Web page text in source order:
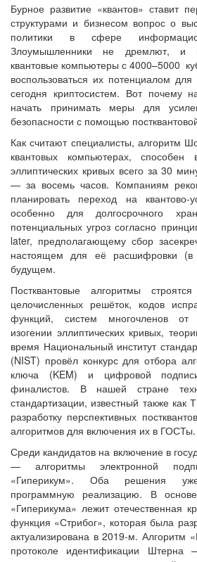
Бурное развитие «квантов» ставит
структурами и бизнесом вопрос о
политики в сфере
Злоумышленники не дремлют, и
квантовые компьютеры с 4000–5000
воспользоваться их потенциалом
сегодня криптосистем. Вот почему
начать принимать меры для
безопасности с помощью
Как считают специалисты, алгоритм
квантовых компьютерах, способен
эллиптических кривых всего за 30
— за восемь часов. Компаниям
планировать переход на квантово-
особенно для долгосрочного
потенциальных угроз согласно
later, предполагающему сбор
настоящем для её расшифровки (в
будущем.
Постквантовые алгоритмы
целочисленных решёток, кодов
функций, систем многочленов от
изогении эллиптических кривых,
время Национальный институт
(NIST) провёл конкурс для отбора
ключа (KEM) и цифровой
финалистов. В нашей стране
стандартизации, известный также как
разработку перспективных
алгоритмов для включения их в ГОСТы.
Среди кандидатов на включение в
— алгоритмы электронной
«Гиперикум». Оба решения
программную реализацию. В основе
«Гиперикума» лежит отечественная
функция «Стрибог», которая была
актуализирована в 2019-м. Алгоритм
протоколе идентификации Штерна